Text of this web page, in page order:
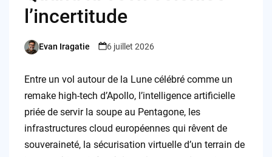
l’incertitude
Posted
Evan Iragatie 6 juillet 2026
Entre un vol autour de la Lune célébré comme un
remake high-tech d’Apollo, l’intelligence artificielle
priée de servir la soupe au Pentagone, les
infrastructures cloud européennes qui rêvent de
souveraineté, la sécurisation virtuelle d’un terrain de